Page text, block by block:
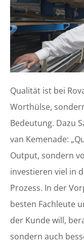
Qualität ist bei
Worthülse,
Bedeutung. Dazu
van Kemenade:
Output, sondern
investieren viel in
Prozess. In der
besten Fachleute
der Kunde will,
sondern auch